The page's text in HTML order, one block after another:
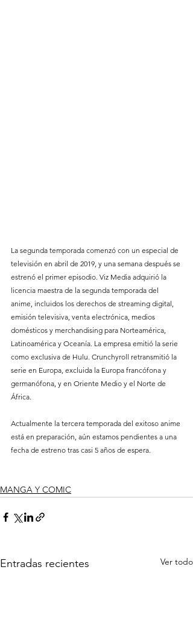
La segunda temporada comenzó con un especial de
televisión en abril de 2019, y una semana después se
estrenó el primer episodio. Viz Media adquirió la
licencia maestra de la segunda temporada del
anime, incluidos los derechos de streaming digital,
emisión televisiva, venta electrónica, medios
domésticos y merchandising para Norteamérica,
Latinoamérica y Oceanía. La empresa emitió la serie
como exclusiva de Hulu. Crunchyroll retransmitió la
serie en Europa, excluida la Europa francófona y
germanófona, y en Oriente Medio y el Norte de
África.
Actualmente la tercera temporada del exitoso anime
está en preparación, aún estamos pendientes a una
fecha de estreno tras casi 5 años de espera.
MANGA Y COMIC
Entradas recientes Ver todo